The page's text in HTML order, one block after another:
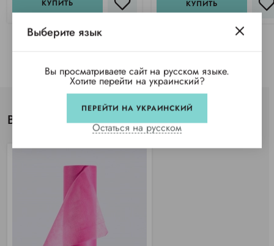
КУПИТЬ КУПИТЬ
Вы просматривали
Выберите язык
Вы просматриваете сайт на русском языке.
Хотите перейти на украинский?
ПЕРЕЙТИ НА УКРАИНСКИЙ
Остаться на русском